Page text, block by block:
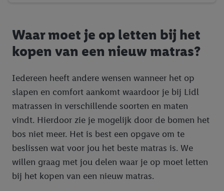
Waar moet je op letten bij het
kopen van een nieuw matras?
Iedereen heeft andere wensen wanneer het op
slapen en comfort aankomt waardoor je bij Lidl
matrassen in verschillende soorten en maten
vindt. Hierdoor zie je mogelijk door de bomen het
bos niet meer. Het is best een opgave om te
beslissen wat voor jou het beste matras is. We
willen graag met jou delen waar je op moet letten
bij het kopen van een nieuw matras.